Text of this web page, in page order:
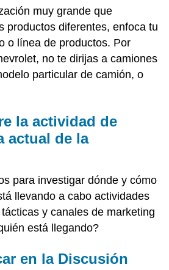
muy grande que
productos diferentes, enfoca tu
o línea de productos. Por
no te dirijas a camiones
particular de camión, o
la actividad de
actual de la
para investigar dónde y cómo
llevando a cabo actividades
y canales de marketing
está llegando?
en la Discusión